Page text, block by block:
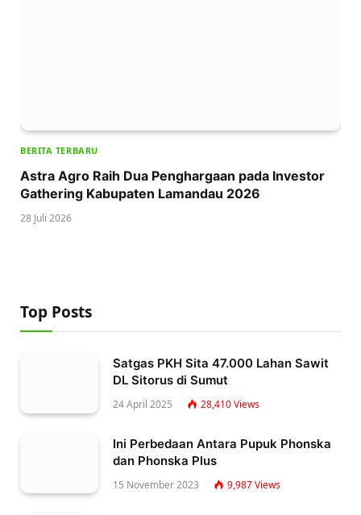
BERITA TERBARU
Astra Agro Raih Dua Penghargaan pada Investor
Gathering Kabupaten Lamandau 2026
28 Juli 2026
Top Posts
Satgas PKH Sita 47.000 Lahan Sawit
DL Sitorus di Sumut
24 April 2025 28,410Views
Ini Perbedaan Antara Pupuk Phonska
dan Phonska Plus
15 November 2023 9,987Views